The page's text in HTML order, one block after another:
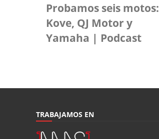
Probamos seis motos:
Kove, QJ Motor y
Yamaha | Podcast
TRABAJAMOS EN